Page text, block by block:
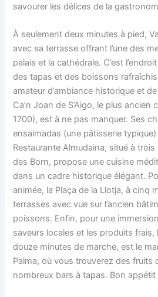
savourer les délices de la
À seulement deux minutes à pied,
avec sa terrasse offrant l’une des
palais et la cathédrale. C’est
des tapas et des boissons
amateur d’ambiance historique et
Ca’n Joan de S’Aigo, le plus ancien
1700), est à ne pas manquer. Ses
ensaimadas (une pâtisserie
Restaurante Almudaina, situé à
des Born, propose une cuisine
dans un cadre historique élégant.
animée, la Plaça de la Llotja, à cinq
terrasses avec vue sur l’ancien
poissons. Enfin, pour une
saveurs locales et les produits frais,
douze minutes de marche, est le
Palma, où vous trouverez des fruits
nombreux bars à tapas. Bon appétit